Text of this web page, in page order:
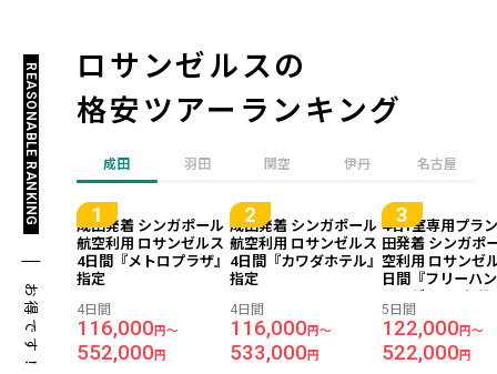
ロサンゼルスの
格安ツアーランキング
REASONABLE RANKING
お得です！
成田 羽田 関空 伊丹 名古屋
成田発着 シンガポール
航空利用 ロサンゼルス
4日間『メトロプラザ』
指定
4日間
116,000円～
552,000円
成田発着 シンガポール
航空利用 ロサンゼルス
4日間『カワダホテル』
指定
4日間
116,000 円～
533,000 円
4名1室専用プラ
田発着 シンガポ
空利用 ロサンゼ
日間『フリーハ
が2つあるお部屋
5日間
122,000円～
522,000円